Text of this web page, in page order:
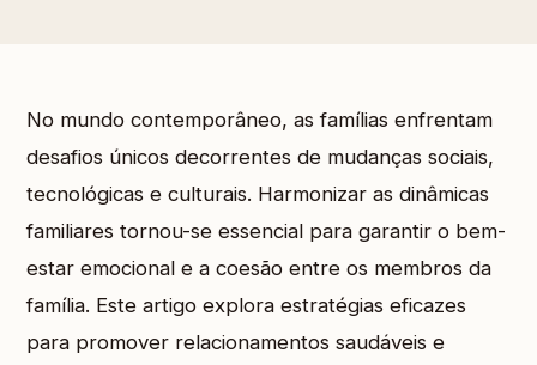
No mundo contemporâneo, as famílias enfrentam
desafios únicos decorrentes de mudanças sociais,
tecnológicas e culturais. Harmonizar as dinâmicas
familiares tornou-se essencial para garantir o bem-
estar emocional e a coesão entre os membros da
família. Este artigo explora estratégias eficazes
para promover relacionamentos saudáveis e